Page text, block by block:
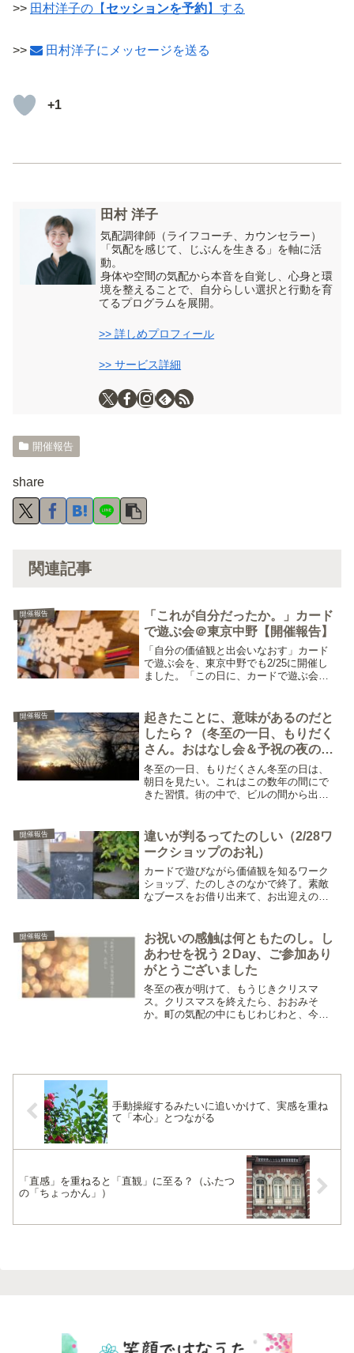
>> 田村洋子の【 セッションを予約】する
>> 田村洋子にメッセージを送る
+1
田村 洋子
気配調律師（ライフコーチ、カウンセラー）
「気配を感じて、じぶんを生きる」を軸に活
動。
身体や空間の気配から本音を自覚し、心身と環
境を整えることで、自分らしい選択と行動を育
てるプログラムを展開。
>> 詳しめプロフィール
>> サービス詳細
開催報告
share
関連記事
開催報告
「これが自分だったか。」カード
で遊ぶ会＠東京中野【開催報告】
「自分の価値観と出会いなおす」カード
で遊ぶ会を、東京中野でも2/25に開催し
ました。「この日に、カードで遊ぶ会を
お久しぶり。（このところ、先に2人から
５人のグループがで...
開催報告
起きたことに、意味があるのだと
したら？（冬至の一日、もりだく
さん。おはなし会＆予祝の夜の
会、ご参加ありがとうございまし
た）
冬至の一日、もりだくさん冬至の日は、
朝日を見たい。これはこの数年の間にで
きた習慣。街の中で、ビルの間から出て
てはじまった1日。オンラインで２つのイ
ベントに登壇し、夜は予...
開催報告
違いが判るってたのしい（2/28ワ
ークショップのお礼）
カードで遊びながら価値観を知るワーク
ショップ、たのしさのなかで終了。素敵
なブースをお借り出来て、お出迎えの準
は「大切にしている想いを知ろう＠中野
（2/28開催）」について...
開催報告
お祝いの感触は何ともたのし。し
あわせを祝う２Day、ご参加あり
がとうございました
冬至の夜が明けて、もうじきクリスマ
ス。クリスマスを終えたら、おおみそ
か。町の気配の中にもじわじわと、今年
手動操縦するみたいに追いかけて、実感を重ね
て「本心」とつながる
「直感」を重ねると「直観」に至る？（ふたつ
の「ちょっかん」）